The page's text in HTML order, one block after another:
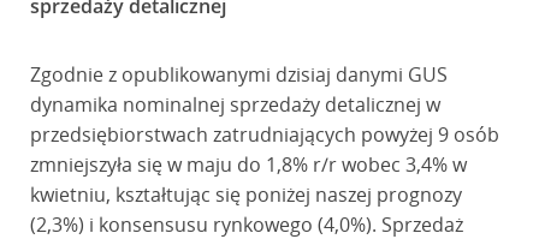
sprzedaży detalicznej
Zgodnie z opublikowanymi dzisiaj danymi GUS
dynamika nominalnej sprzedaży detalicznej w
przedsiębiorstwach zatrudniających powyżej 9 osób
zmniejszyła się w maju do 1,8% r/r wobec 3,4% w
kwietniu, kształtując się poniżej naszej prognozy
(2,3%) i konsensusu rynkowego (4,0%). Sprzedaż